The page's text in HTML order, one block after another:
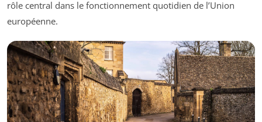
rôle central dans le fonctionnement quotidien de l’Union
européenne.